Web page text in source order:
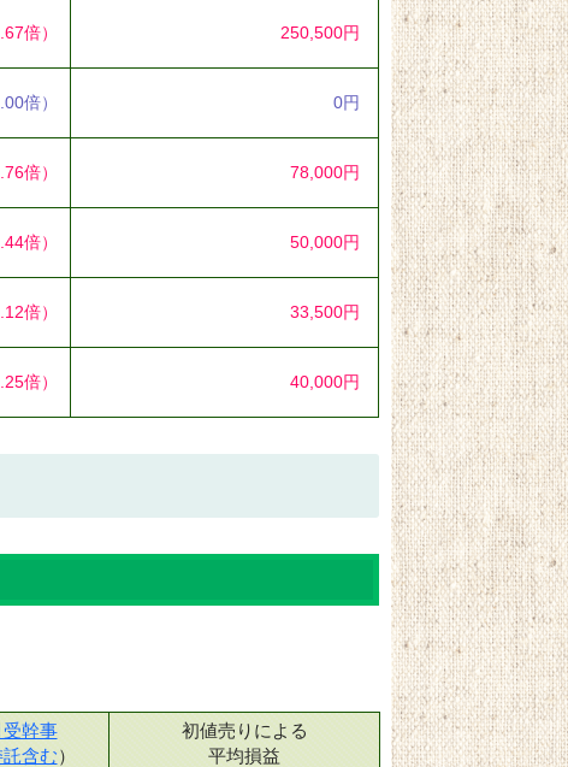
倍） 250,500円
倍） 0円
倍） 78,000円
倍） 50,000円
倍） 33,500円
倍） 40,000円
受幹事
含む）
初値売りによる
平均損益